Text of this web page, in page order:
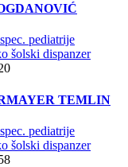
pediatrije
šolski dispanzer
TEMLIN
pediatrije
šolski dispanzer